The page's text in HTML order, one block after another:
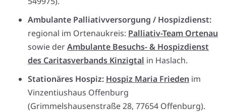
Ambulante Palliativversorgung / Hospizdienst:
regional im Ortenaukreis: Palliativ-Team Ortenau
sowie derAmbulante Besuchs- & Hospizdienst
des Caritasverbands Kinzigtal in Haslach.
Stationäres Hospiz: Hospiz Maria Frieden im
Vinzentiushaus Offenburg
(Grimmelshausenstraße 28, 77654 Offenburg).